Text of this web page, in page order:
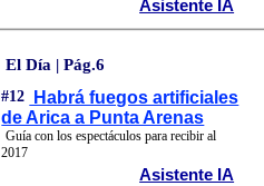
Asistente IA
El Día | Pág.6
#12
Habrá fuegos artificiales
de Arica a Punta Arenas
Guía con los espectáculos para recibir al
2017
Asistente IA